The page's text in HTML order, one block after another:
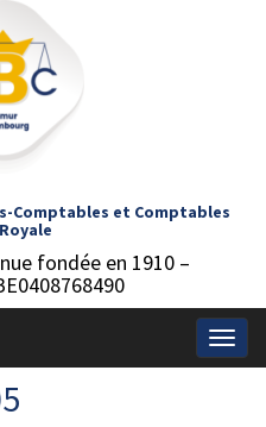
Comptables et Comptables
fondée en 1910 –